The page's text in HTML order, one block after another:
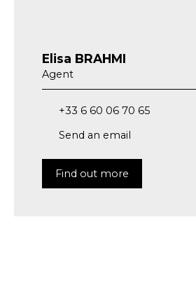
Elisa BRAHMI
Agent
+33 6 60 06 70 65
Send an email
Find out more